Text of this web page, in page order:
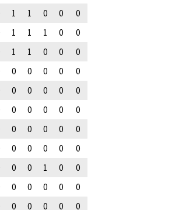
1 1 0 0
0
1 1 1 0
0
1 1 0 0
0
0 0 0 0
0
0 0 0 0
0
0 0 0 0
0
0 0 0 0
0
0 0 0 0
0
0 0 1 0
0
0 0 0 0
0
0 0 0 0 0